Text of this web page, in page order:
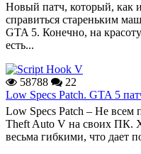
Новый патч, который, как
справиться стареньким
GTA 5. Конечно, на
есть...
58788
22
Low Specs Patch. GTA 5
Low Specs Patch – Не всем
Theft Auto V на своих ПК.
весьма гибкими, что дает